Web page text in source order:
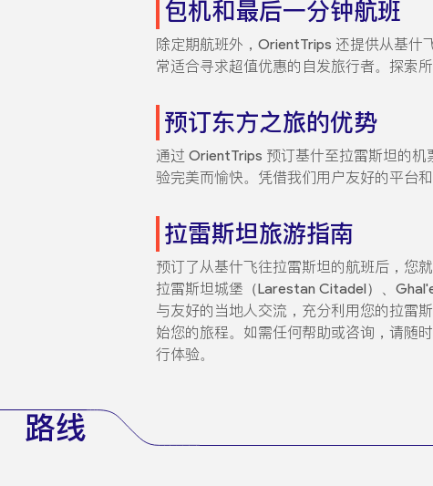
包机和最后一分钟航班
除定期航班外，OrientTrips 还提供从基什
常适合寻求超值优惠的自发旅行者。探索
预订东方之旅的优势
通过 OrientTrips 预订基什至拉雷斯坦的
验完美而愉快。凭借我们用户友好的平台
拉雷斯坦旅游指南
预订了从基什飞往拉雷斯坦的航班后，您
拉雷斯坦城堡（Larestan Citadel）、
与友好的当地人交流，充分利用您的拉雷
始您的旅程。如需任何帮助或咨询，请随
行体验。
路线